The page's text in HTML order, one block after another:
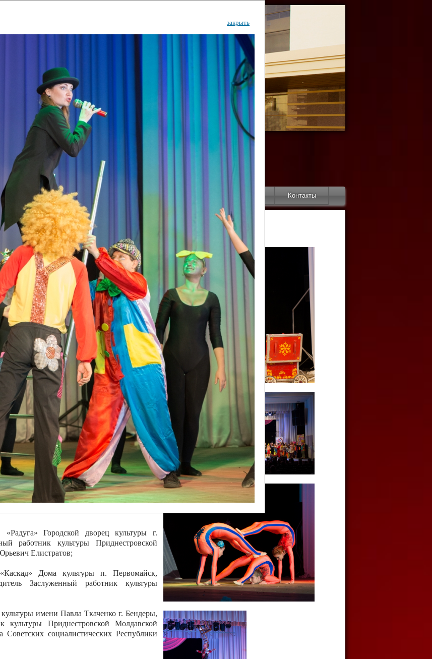
культурный центр
Дворец Республики
Новости Афиша Арт-монитор Контакты
ГКЦ "ДВОРЕЦ РЕСПУБЛИКИ"
закрыть
фестиваля
"Созвездие
«Ровесник» Дом культуры с.
Рогожинер Светлана Георгиевна
«Шари-вари» МУ «Культурно-
руководители Отличные работники
Республики Алёна Александровна и
Дома культуры с. Делакеу,
Отличный работник культуры
Пётр Петрович Дижмару;
Дома культуры посёлка Красное,
Отличный работник культуры
Республики Анжела Владимировна
«Алегро» Дома детско –юношеского
района, руководитель Хачатурян Юрий
Городской дворец культуры г.
работник культуры Приднестровской
Елистратов;
Дома культуры п. Первомайск,
Заслуженный работник культуры
имени Павла Ткаченко г. Бендеры,
культуры Приднестровской Молдавской
социалистических Республики